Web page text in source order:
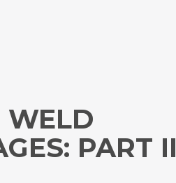
WELD
PART II